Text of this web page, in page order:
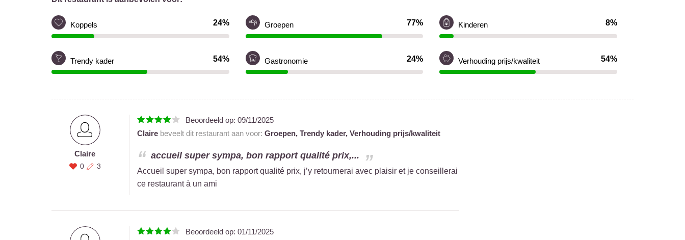
Koppels 24% Groepen 77% Kinderen 8%
Trendy kader 54% Gastronomie 24% Verhouding prijs/kwaliteit 54%
Claire
0 3
Beoordeeld op: 09/11/2025
Clairebeveelt dit restaurant aan voor: Groepen, Trendy kader, Verhouding prijs/kwaliteit
accueil super sympa, bon rapport qualité prix,...
Accueil super sympa, bon rapport qualité prix, j’y retournerai avec plaisir et je conseillerai
ce restaurant à un ami
Beoordeeld op: 01/11/2025